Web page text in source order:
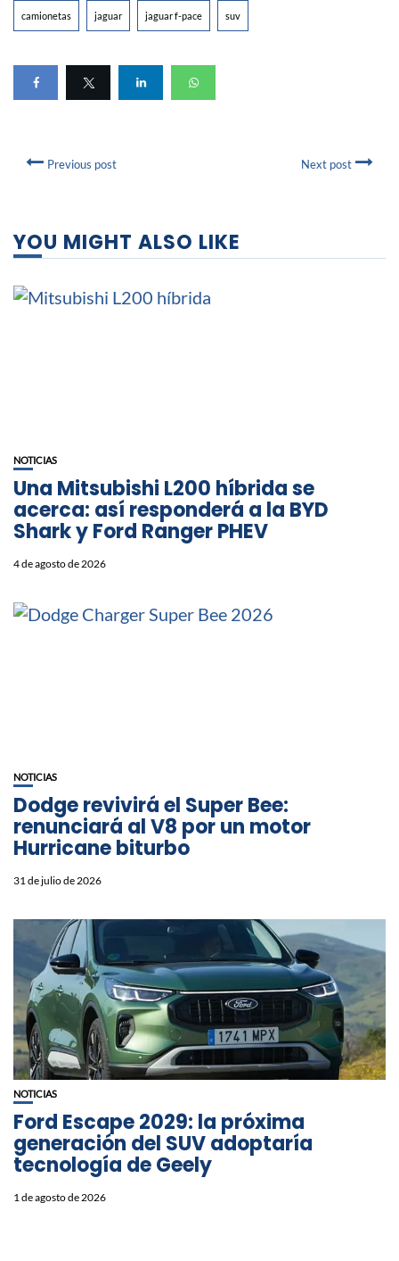
camionetas jaguar jaguar f-pace suv
Previous post Next post
YOU MIGHT ALSO LIKE
NOTICIAS
Una Mitsubishi L200 híbrida se
acerca: así responderá a la BYD
Shark y Ford Ranger PHEV
4 de agosto de 2026
NOTICIAS
Dodge revivirá el Super Bee:
renunciará al V8 por un motor
Hurricane biturbo
31 de julio de 2026
NOTICIAS
Ford Escape 2029: la próxima
generación del SUV adoptaría
tecnología de Geely
1 de agosto de 2026